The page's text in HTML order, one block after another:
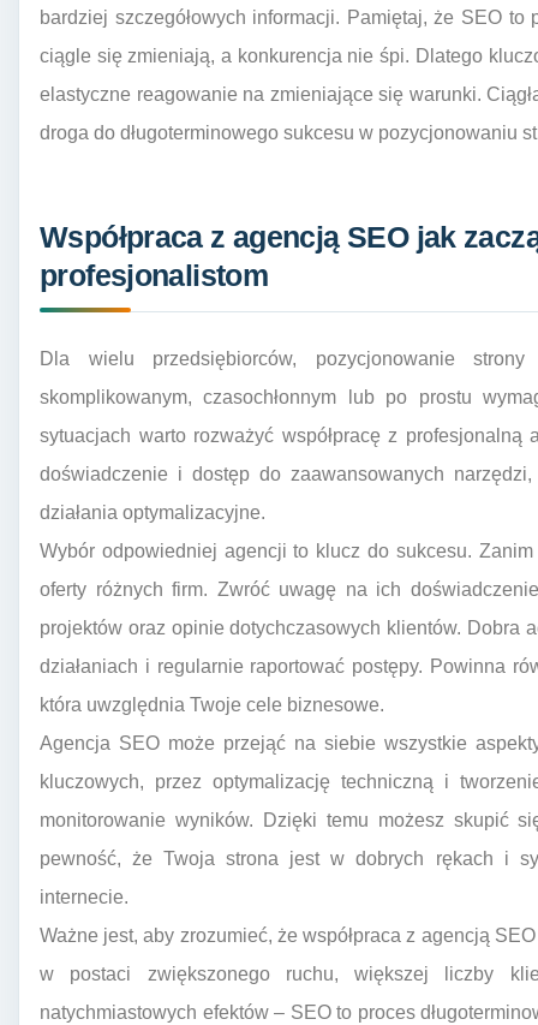
bardziej szczegółowych informacji. Pamiętaj, że SEO
ciągle się zmieniają, a konkurencja nie śpi. Dlatego
elastyczne reagowanie na zmieniające się warunki.
droga do długoterminowego sukcesu w pozycjonowaniu
Współpraca z agencją SEO jak
profesjonalistom
Dla wielu przedsiębiorców, pozycjonowanie
skomplikowanym, czasochłonnym lub po prostu
sytuacjach warto rozważyć współpracę z
doświadczenie i dostęp do zaawansowanych
działania optymalizacyjne.
Wybór odpowiedniej agencji to klucz do sukcesu.
oferty różnych firm. Zwróć uwagę na ich
projektów oraz opinie dotychczasowych klientów. Dobra
działaniach i regularnie raportować postępy. Powinna
która uwzględnia Twoje cele biznesowe.
Agencja SEO może przejąć na siebie wszystkie
kluczowych, przez optymalizację techniczną i
monitorowanie wyników. Dzięki temu możesz skupić
pewność, że Twoja strona jest w dobrych rękach i
internecie.
Ważne jest, aby zrozumieć, że współpraca z agencją
w postaci zwiększonego ruchu, większej liczby
natychmiastowych efektów – SEO to proces